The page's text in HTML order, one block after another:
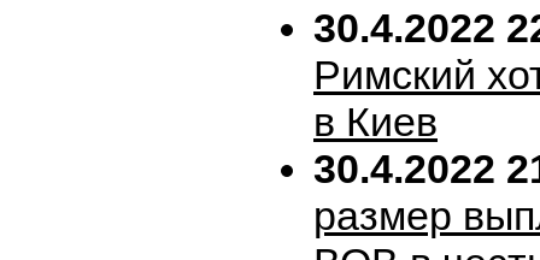
30.4.2022
Римский
в Киев
30.4.2022
размер